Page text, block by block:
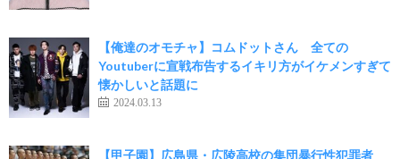
【俺達のオモチャ】コムドットさん 全ての
Youtuberに宣戦布告するイキリ方がイケメンすぎて
懐かしいと話題に
2024.03.13
【甲子園】広島県・広陵高校の集団暴行性犯罪者